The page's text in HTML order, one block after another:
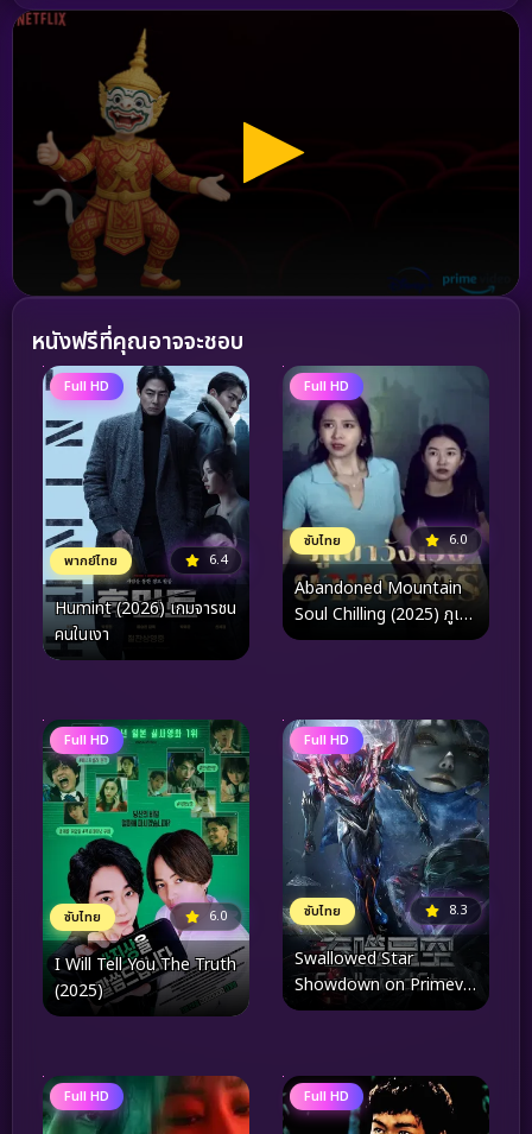
หนังฟรีที่คุณอาจจะชอบ
Full HD
พากย์ไทย 6.4
Humint (2026) เกมจารชน
คนในเงา
Full HD
ซับไทย 6.0
Abandoned Mountain
Soul Chilling (2025) ภูเขา
วังเวงยามราตรี
Full HD
ซับไทย 6.0
I Will Tell You The Truth
(2025)
Full HD
ซับไทย 8.3
Swallowed Star
Showdown on Primeval
Star (2026) มหาศึกล้าง
Full HD Full HD